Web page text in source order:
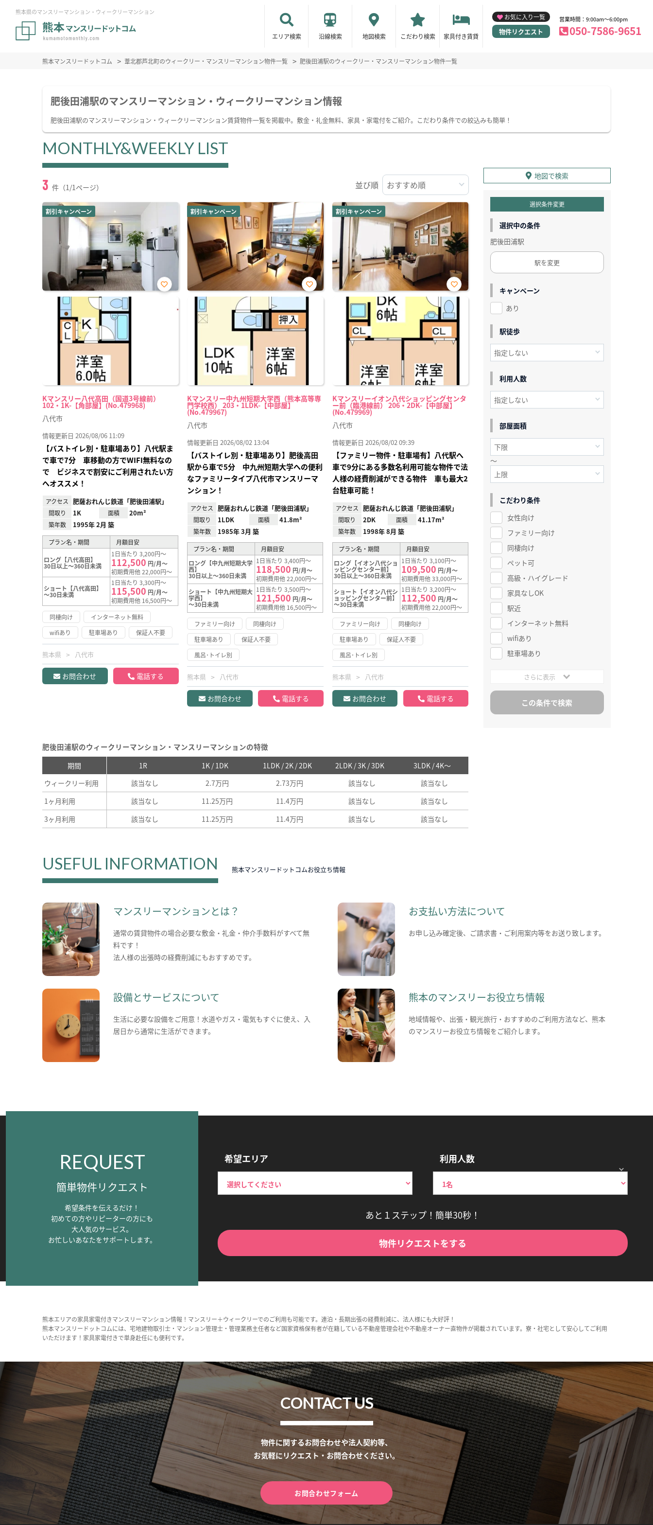
熊本県のマンスリーマンション・ウィークリーマンション
エリア検索 沿線検索 地図検索 こだわり検索 家具付き賃貸
お気に入り一覧
物件リクエスト
営業時間：9:00am～6:00pm
050-7586-9651
熊本マンスリードットコム 葦北郡芦北町のウィークリー・マンスリーマンション物件一覧 肥後田浦駅のウィークリー・マンスリーマンション物件一覧
肥後田浦駅のマンスリーマンション・ウィークリーマンション情報
肥後田浦駅のマンスリーマンション・ウィークリーマンション賃貸物件一覧を掲載中。敷金・礼金無料、家具・家電付をご紹介。こだわり条件での絞込みも簡単！
MONTHLY&WEEKLY LIST
3 件（1/1ページ） 並び順
割引キャンペーン
Kマンスリー八代高田（国道3号線前）
102・1K-【角部屋】(No.479968)
お気
八代市
情報更新日 2026/08/06 11:09
【バストイレ別・駐車場あり】八代駅ま
で車で7分 車移動の方でWIFI無料なの
で ビジネスで割安にご利用されたい方
へオススメ！
アクセス 肥薩おれんじ鉄道「肥後田浦駅」
間取り 1K 面積 20m²
築年数 1995年 2月 築
プラン名・期間 月額目安
ロング【八代高田】
30日以上～360日未満
1日当たり 3,200円～
112,500 円/月～
初期費用他 22,000円～
ショート【八代高田】
～30日未満
1日当たり 3,300円～
115,500 円/月～
初期費用他 16,500円～
同棲向け
インターネット無料
wifiあり
駐車場あり 保証人不要
熊本県 八代市
お問合わせ 電話する
割引キャンペーン
Kマンスリー中九州短期大学西（熊本高等専
門学校西） 203・1LDK-【中部屋】
(No.479967)
お気
り登
録
八代市
情報更新日 2026/08/02 13:04
【バストイレ別・駐車場あり】肥後高田
駅から車で5分 中九州短期大学への便利
なファミリータイプ八代市マンスリーマ
ンション！
アクセス 肥薩おれんじ鉄道「肥後田浦駅」
間取り 1LDK 面積 41.8m²
築年数 1985年 3月 築
プラン名・期間
月額目安
ロング【中九州短期大学
西】
30日以上～360日未満
1日当たり 3,400円～
118,500 円/月～
初期費用他 22,000円～
ショート【中九州短期大
学西】
～30日未満
1日当たり 3,500円～
121,500 円/月～
初期費用他 16,500円～
ファミリー向け
同棲向け
駐車場あり
保証人不要
風呂･トイレ別
熊本県 八代市
お問合わせ 電話する
割引キャンペーン
Kマンスリーイオン八代ショッピングセンタ
ー前（臨港線前） 206・2DK-【中部屋】
(No.479969)
お気
に入
り登
録
八代市
情報更新日 2026/08/02 09:39
【ファミリー物件・駐車場有】八代駅へ
車で9分にある多数名利用可能な物件で法
人様の経費削減ができる物件 車も最大2
台駐車可能！
アクセス 肥薩おれんじ鉄道「肥後田浦駅」
間取り 2DK 面積 41.17m²
築年数 1998年 8月 築
プラン名・期間
月額目安
ロング【イオン八代ショ
ッピングセンター前】
30日以上～360日未満
1日当たり 3,100円～
109,500 円/月～
初期費用他 33,000円～
ショート【イオン八代シ
ョッピングセンター前】
～30日未満
1日当たり 3,200円～
112,500 円/月～
初期費用他 22,000円～
ファミリー向け
同棲向け
駐車場あり
保証人不要
風呂･トイレ別
熊本県 八代市
お問合わせ 電話する
肥後田浦駅のウィークリーマンション・マンスリーマンションの特徴
期間 1R 1K / 1DK 1LDK / 2K / 2DK 2LDK / 3K / 3DK
3LDK / 4K～
ウィークリー利用
該当なし 2.7万円 2.73万円 該当なし
該当なし
1ヶ月利用
該当なし 11.25万円 11.4万円 該当なし
該当なし
3ヶ月利用
該当なし 11.25万円 11.4万円 該当なし 該当なし
地図で検索
選択条件変更
選択中の条件
肥後田浦駅
駅を変更
キャンペーン
あり
駅徒歩
利用人数
部屋面積
～
こだわり条件
女性向け
ファミリー向け
同棲向け
ペット可
高級・ハイグレード
家具なしOK
駅近
インターネット無料
wifiあり
駐車場あり
さらに表示
USEFUL INFORMATION 熊本マンスリードットコムお役立ち情報
マンスリーマンションとは？
通常の賃貸物件の場合必要な敷金・礼金・仲介手数料がすべて無
料です！
法人様の出張時の経費削減にもおすすめです。
お支払い方法について
お申し込み確定後、ご請求書・ご利用案内等をお送り致します。
設備とサービスについて
生活に必要な設備をご用意！水道やガス・電気もすぐに使え、入
居日から通常に生活ができます。
熊本のマンスリーお役立ち情報
地域情報や、出張・観光旅行・おすすめのご利用方法など、熊本
のマンスリーお役立ち情報をご紹介します。
REQUEST
簡単物件リクエスト
希望条件を伝えるだけ！
初めての方やリピーターの方にも
大人気のサービス。
お忙しいあなたをサポートします。
希望エリア 利用人数
あと１ステップ！簡単30秒！
物件リクエストをする
熊本エリアの家具家電付きマンスリーマンション情報！マンスリー＋ウィークリーでのご利用も可能です。連泊・長期出張の経費削減に、法人様にも大好評！
熊本マンスリードットコムには、宅地建物取引士・マンション管理士・管理業務主任者など国家資格保有者が在籍している不動産管理会社や不動産オーナー直物件が掲載されています。寮・社宅として安心してご利用
いただけます！家具家電付きで単身赴任にも便利です。
CONTACT US
物件に関するお問合わせや法人契約等、
お気軽にリクエスト・お問合わせください。
お問合わせフォーム